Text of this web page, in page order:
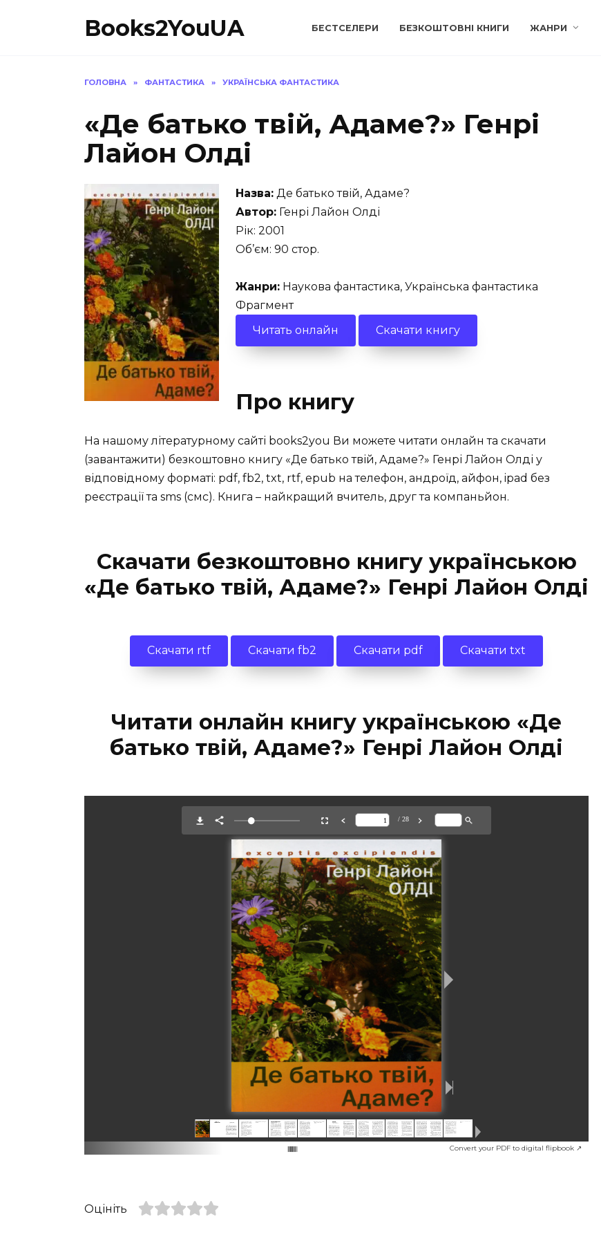
Books2YouUA БЕСТСЕЛЕРИ БЕЗКОШТОВНІ КНИГИ ЖАНРИ
ГОЛОВНА » ФАНТАСТИКА » УКРАЇНСЬКА ФАНТАСТИКА
«Де батько твій, Адаме?» Генрі
Лайон Олді
Назва: Де батько твій, Адаме?
Автор: Генрі Лайон Олді
Рік: 2001
Об’єм: 90 стор.
Жанри: Наукова фантастика, Українська фантастика
Фрагмент
Читать онлайн
Скачати книгу
Про книгу
На нашому літературному сайті books2you Ви можете читати онлайн та скачати
(завантажити) безкоштовно книгу «Де батько твій, Адаме?» Генрі Лайон Олді у
відповідному форматі: pdf, fb2, txt, rtf, epub на телефон, андроїд, айфон, ipad без
реєстрації та sms (смс). Книга – найкращий вчитель, друг та компаньйон.
Скачати безкоштовно книгу українською
«Де батько твій, Адаме?» Генрі Лайон Олді
Скачати rtf Скачати fb2 Скачати pdf Скачати txt
Читати онлайн книгу українською «Де
батько твій, Адаме?» Генрі Лайон Олді
Convert your PDF to digital flipbook ↗
Оцініть